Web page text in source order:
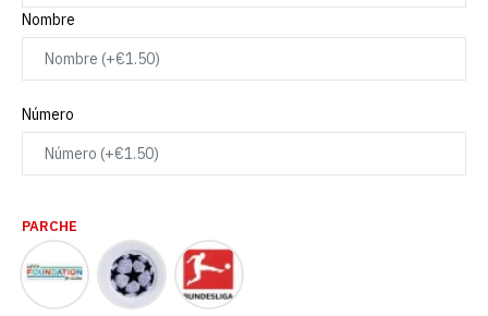
Nombre
Número
PARCHE